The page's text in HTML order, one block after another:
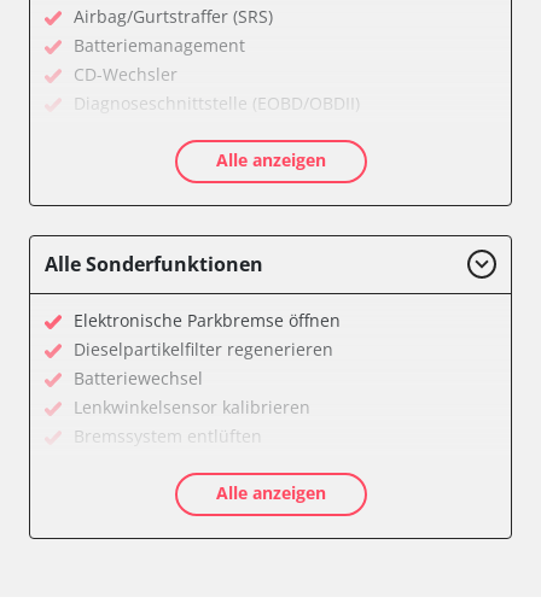
Airbag/Gurtstraffer (SRS)
Batteriemanagement
CD-Wechsler
Diagnoseschnittstelle (EOBD/OBDII)
Diesel Additiv-System
Drehzahlanzeige
Fahrzeug Stabilitätskontrolle (VSC)
Feststellbremse (EPB / SBC)
Getriebesteuerung
Gurtkontrollleuchten
Informationsanzeige
Karosseriesteuerung
Kombiinstrument
Lenksäuleneinheit
Alle anzeigen
Alle Sonderfunktionen
Elektronische Parkbremse öffnen
Dieselpartikelfilter regenerieren
Batteriewechsel
Lenkwinkelsensor kalibrieren
Bremssystem entlüften
AGR Ventil anlernen
Luftmassenmesser anlernen
Alle anzeigen